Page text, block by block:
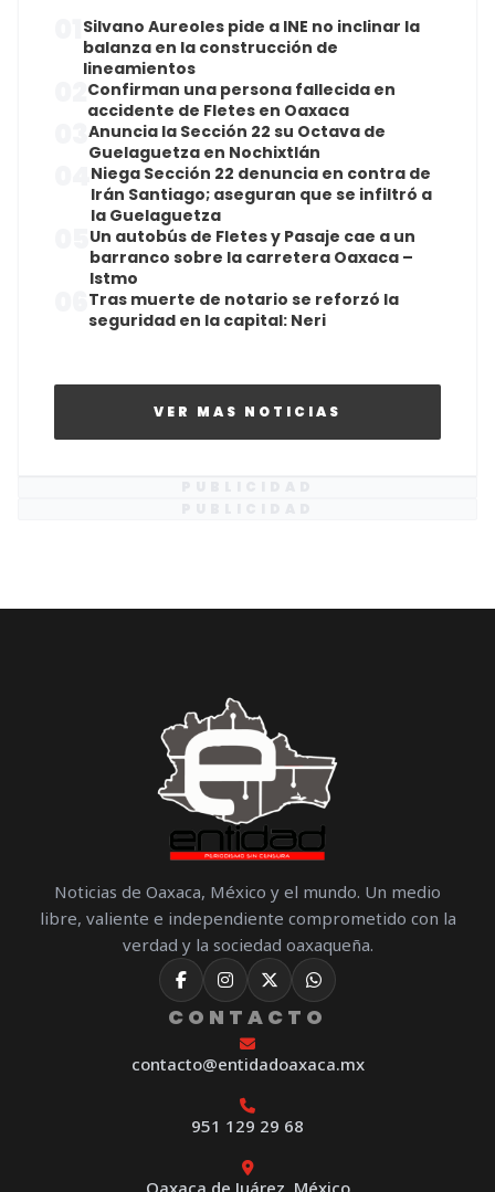
Silvano Aureoles pide a INE no inclinar la
balanza en la construcción de
lineamientos
Confirman una persona fallecida en
accidente de Fletes en Oaxaca
Anuncia la Sección 22 su Octava de
Guelaguetza en Nochixtlán
Niega Sección 22 denuncia en contra de
Irán Santiago; aseguran que se infiltró a
la Guelaguetza
Un autobús de Fletes y Pasaje cae a un
barranco sobre la carretera Oaxaca –
Istmo
Tras muerte de notario se reforzó la
seguridad en la capital: Neri
VER MAS NOTICIAS
Noticias de Oaxaca, México y el mundo. Un medio
libre, valiente e independiente comprometido con la
verdad y la sociedad oaxaqueña.
CONTACTO
contacto@entidadoaxaca.mx
951 129 29 68
Oaxaca de Juárez, México